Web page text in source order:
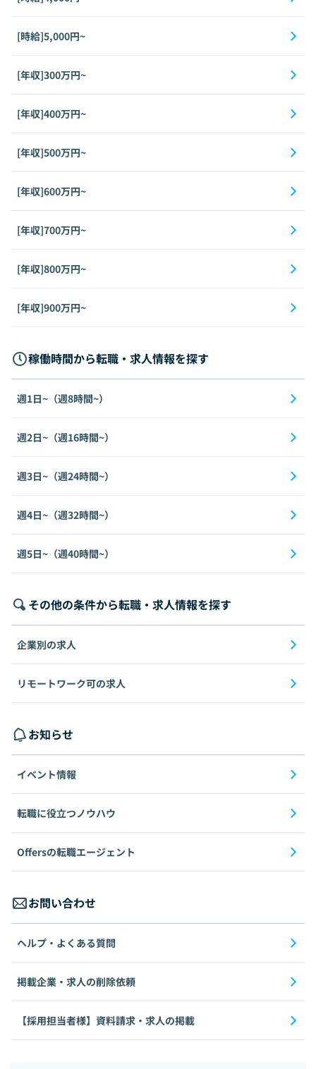
[時給]5,000円~
[年収]300万円~
[年収]400万円~
[年収]500万円~
[年収]600万円~
[年収]700万円~
[年収]800万円~
[年収]900万円~
稼働時間から転職・求人情報を探す
週1日~（週8時間~）
週2日~（週16時間~）
週3日~（週24時間~）
週4日~（週32時間~）
週5日~（週40時間~）
その他の条件から転職・求人情報を探す
企業別の求人
リモートワーク可の求人
お知らせ
イベント情報
転職に役立つノウハウ
Offersの転職エージェント
お問い合わせ
ヘルプ・よくある質問
掲載企業・求人の削除依頼
【採用担当者様】資料請求・求人の掲載